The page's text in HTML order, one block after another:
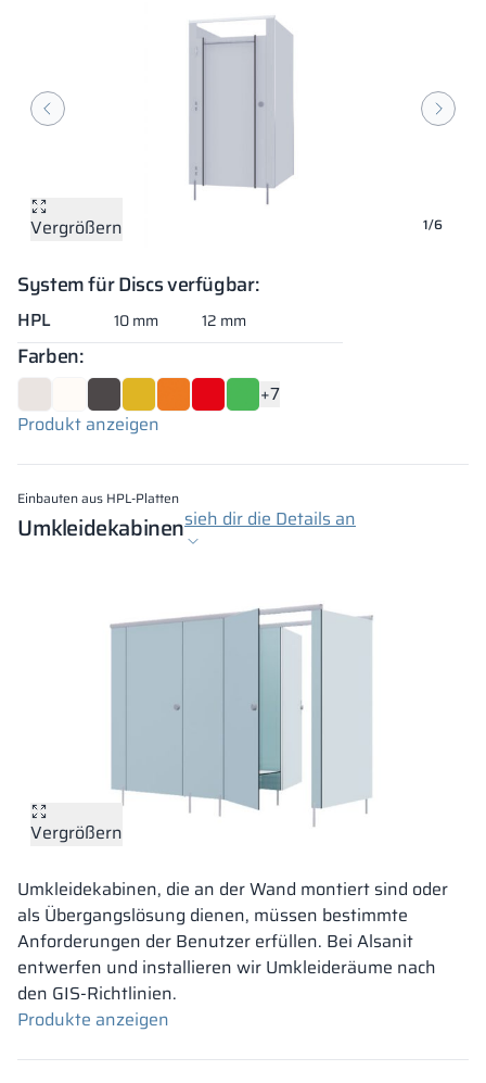
1/6
Vergrößern
Vergrößern
Vergrößern
Vergrößern
Vergrößern
Vergrößern
System für Discs verfügbar:
HPL 10 mm 12 mm
Farben:
+7
Produkt anzeigen
Einbauten aus HPL-Platten
Umkleidekabinensieh dir die Details an
Vergrößern
Umkleidekabinen, die an der Wand montiert sind oder
als Übergangslösung dienen, müssen bestimmte
Anforderungen der Benutzer erfüllen. Bei Alsanit
entwerfen und installieren wir Umkleideräume nach
den GIS-Richtlinien.
Produkte anzeigen